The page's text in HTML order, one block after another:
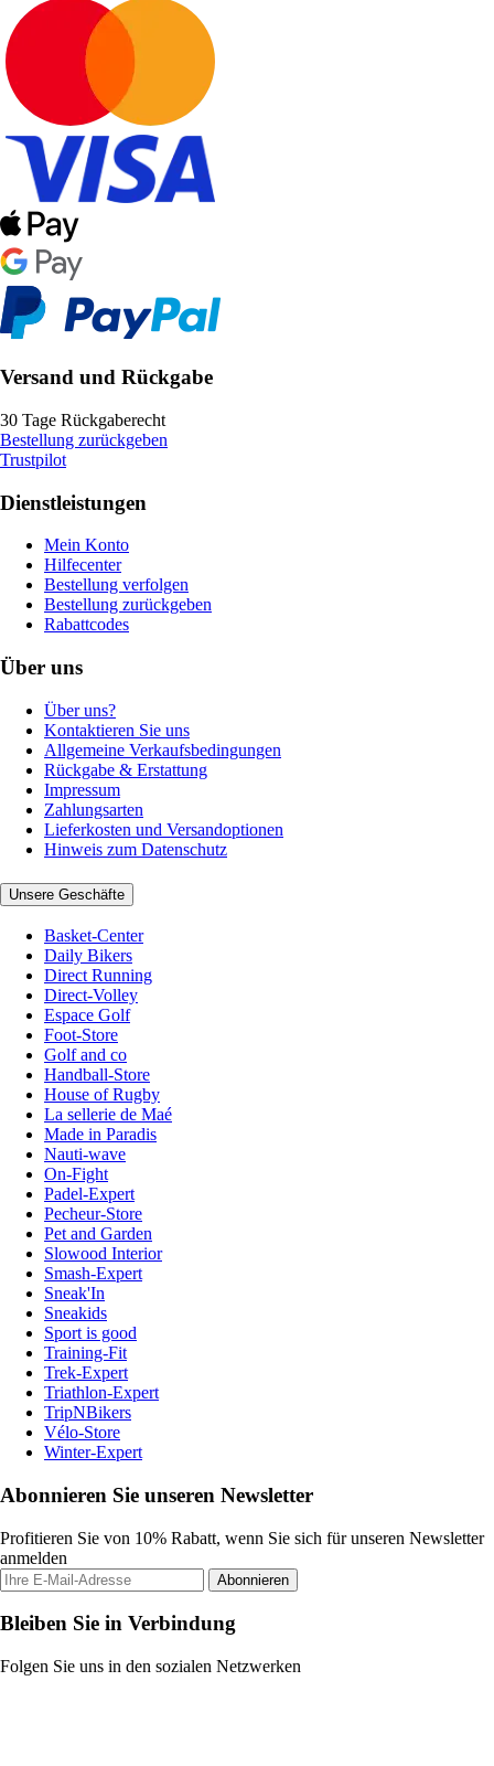
Versand und Rückgabe
30 Tage Rückgaberecht
Bestellung zurückgeben
Trustpilot
Dienstleistungen
Mein Konto
Hilfecenter
Bestellung verfolgen
Bestellung zurückgeben
Rabattcodes
Über uns
Über uns?
Kontaktieren Sie uns
Allgemeine Verkaufsbedingungen
Rückgabe & Erstattung
Impressum
Zahlungsarten
Lieferkosten und Versandoptionen
Hinweis zum Datenschutz
Unsere Geschäfte
Basket-Center
Daily Bikers
Direct Running
Direct-Volley
Espace Golf
Foot-Store
Golf and co
Handball-Store
House of Rugby
La sellerie de Maé
Made in Paradis
Nauti-wave
On-Fight
Padel-Expert
Pecheur-Store
Pet and Garden
Slowood Interior
Smash-Expert
Sneak'In
Sneakids
Sport is good
Training-Fit
Trek-Expert
Triathlon-Expert
TripNBikers
Vélo-Store
Winter-Expert
Abonnieren Sie unseren Newsletter
Profitieren Sie von 10% Rabatt, wenn Sie sich für unseren Newsletter
anmelden
Abonnieren
Bleiben Sie in Verbindung
Folgen Sie uns in den sozialen Netzwerken